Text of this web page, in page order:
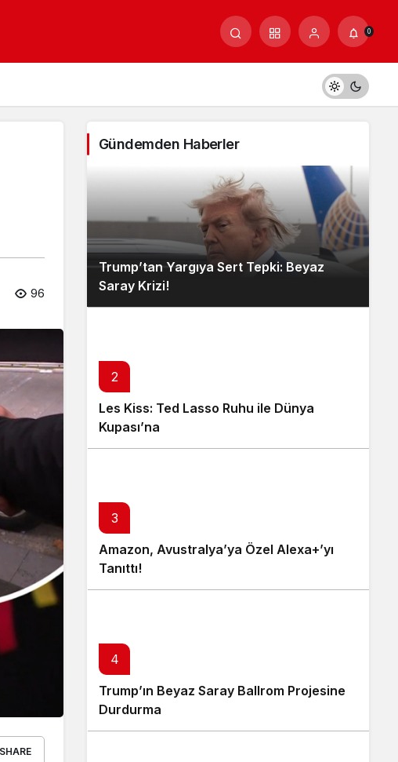
0
96
SHARE
Gündemden Haberler
Trump’tan Yargıya Sert Tepki: Beyaz
Saray Krizi!
2
Les Kiss: Ted Lasso Ruhu ile Dünya
Kupası’na
3
Amazon, Avustralya’ya Özel Alexa+’yı
Tanıttı!
4
Trump’ın Beyaz Saray Ballrom Projesine
Durdurma